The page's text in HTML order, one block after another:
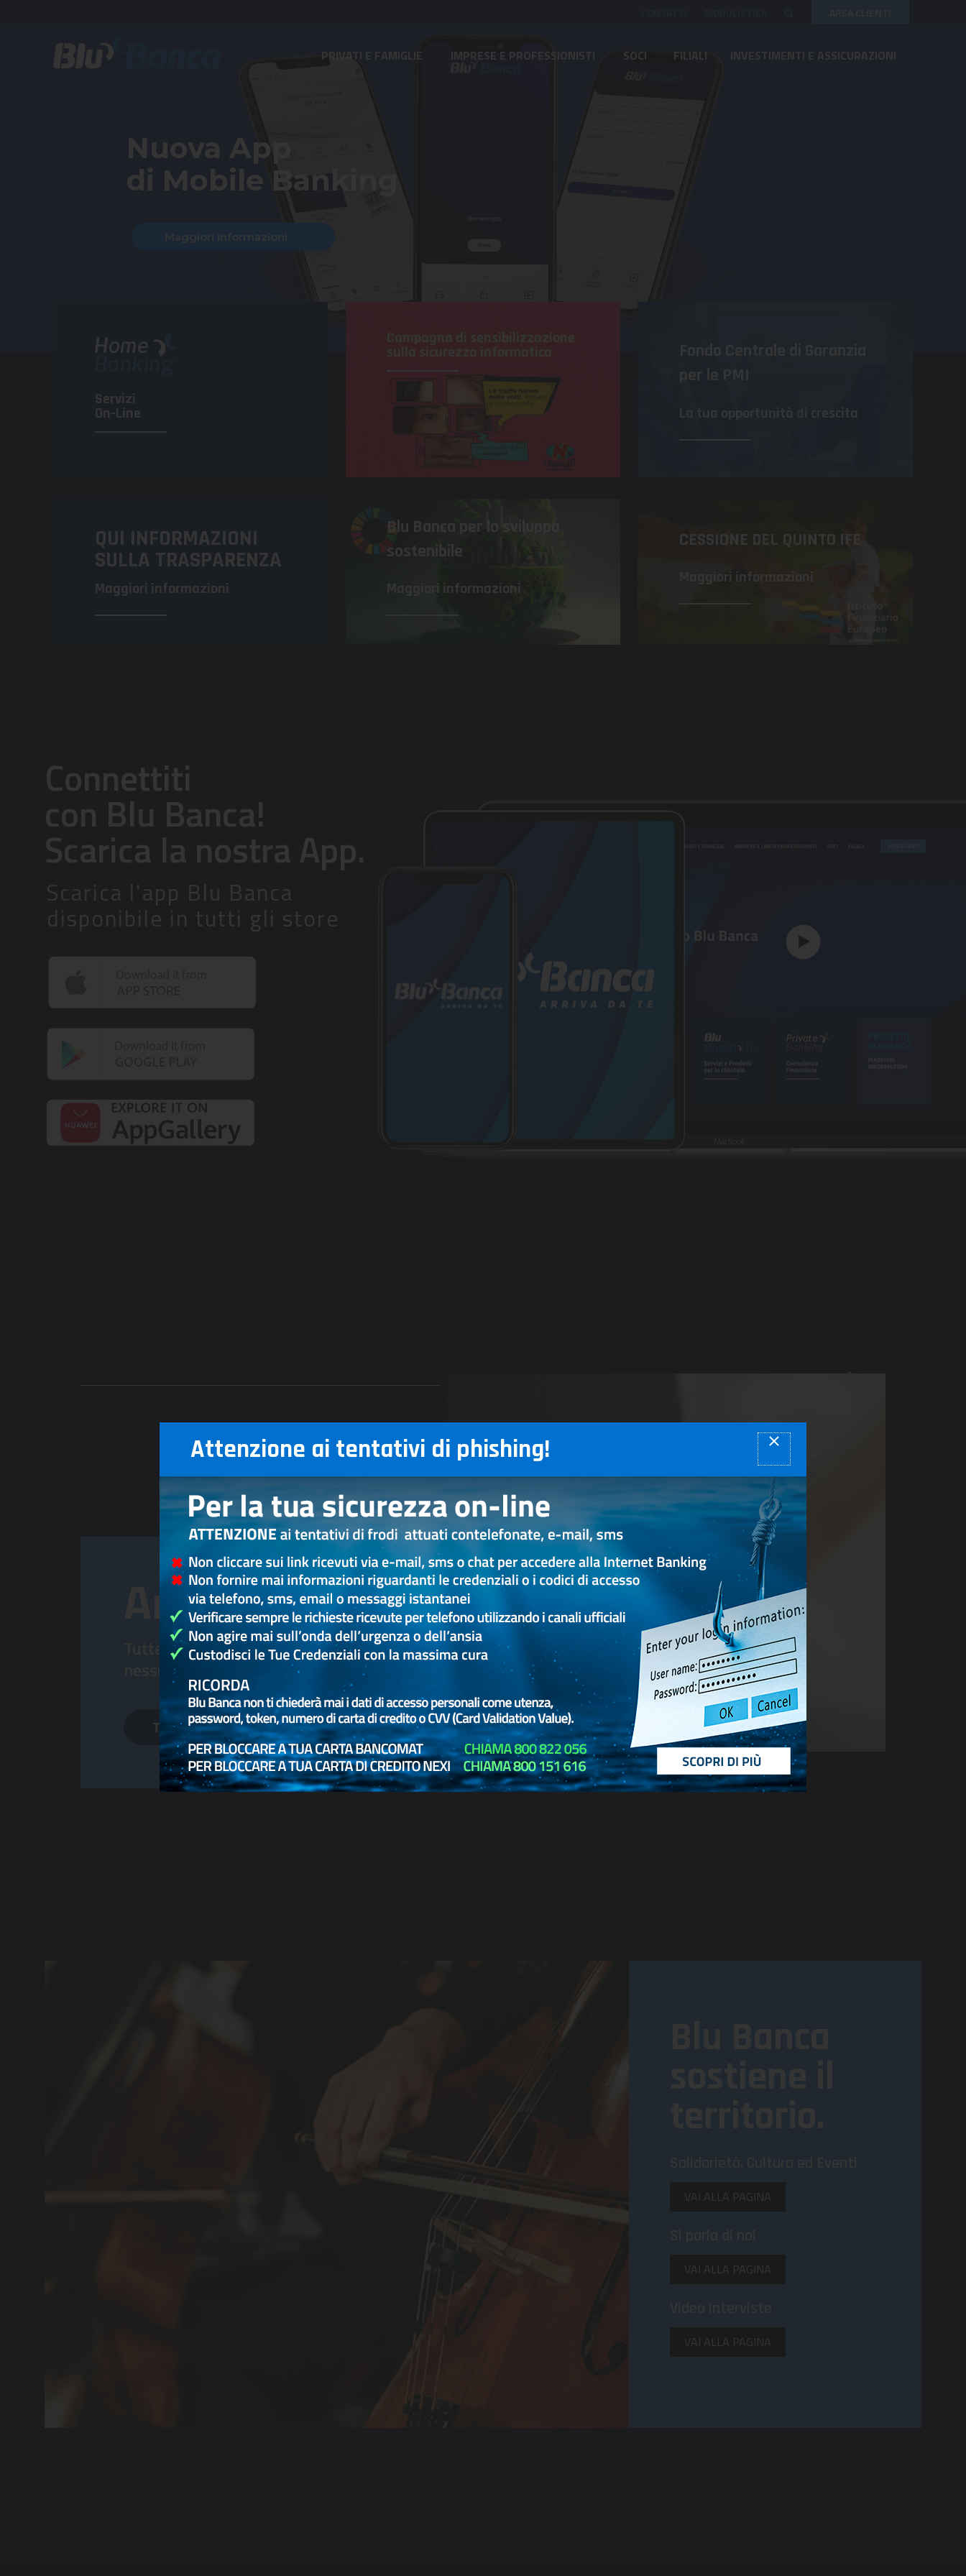
PRIVATI E FAMIGLIE IMPRESE E PROFESSIONISTI SOCI FILIALI
Maggiori informazioni
Nuova App
di Mobile Banking
Servizi
On-Line
Campagna di sensibilizzazione
sulla sicurezza informatica
Fondo Centrale di Garanzia
per le PMI
La tua opportunità di crescita
QUI INFORMAZIONI
SULLA TRASPARENZA
Maggiori informazioni
Blu Banca
per lo sviluppo
sostenibile
Maggiori informazioni
CESSIONE DEL QUINTO IFE
Maggiori informazioni
Connettiti
con Blu Banca!
Scarica la nostra App.
Scarica l'app Blu Banca
disponibile in tutti gli store
Area Self
Tutte le operazioni di cassa,
nessuna attesa allo sportello:
Tutte le AREA SELF
VAI ALLA PAGINA
VAI ALLA PAGINA
VAI ALLA PAGINA
Attenzione ai tentativi di phishing!